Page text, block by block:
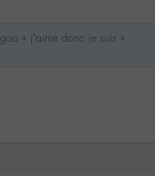
« j’aime donc je suis »